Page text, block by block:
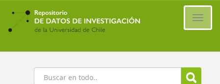
Ir
contenido
principal
Buscar